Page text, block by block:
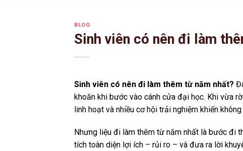
BLOG
Sinh viên có nên đi làm
Sinh viên có nên đi làm thêm từ năm nhất?
khoăn khi bước vào cánh cửa đại học. Khi vừa
linh hoạt và nhiều cơ hội trải nghiệm khiến
Nhưng liệu đi làm thêm từ năm nhất là bước đi
tích toàn diện lợi ích – rủi ro – và đưa ra lời